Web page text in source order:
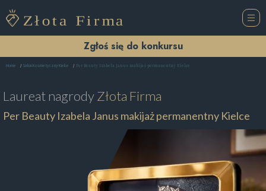
Zgłoś się do konkursu
Home Salon Kosmetyczny Kielce Per Beauty Izabela Janus makijaż permanentny Kielce
Laureat nagrodyZłota Firma
Per Beauty Izabela Janus makijaż permanentny Kielce